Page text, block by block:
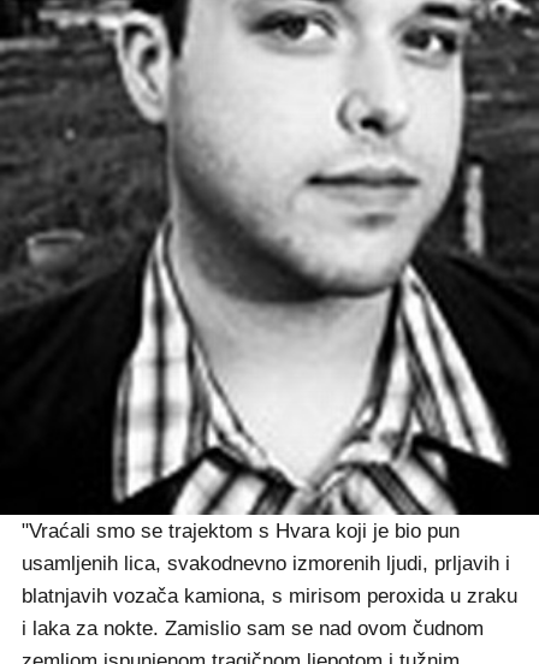
"Vraćali smo se trajektom s Hvara koji je bio pun
usamljenih lica, svakodnevno izmorenih ljudi, prljavih i
blatnjavih vozača kamiona, s mirisom peroxida u zraku
i laka za nokte. Zamislio sam se nad ovom čudnom